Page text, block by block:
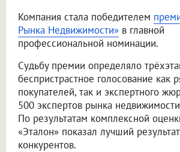
Компания стала победителем
Рынка Недвижимости» в главной
профессиональной номинации.
Судьбу премии определяло
беспристрастное голосование как
покупателей, так и экспертного
500 экспертов рынка
По результатам комплексной
«Эталон» показал лучший
конкурентов.